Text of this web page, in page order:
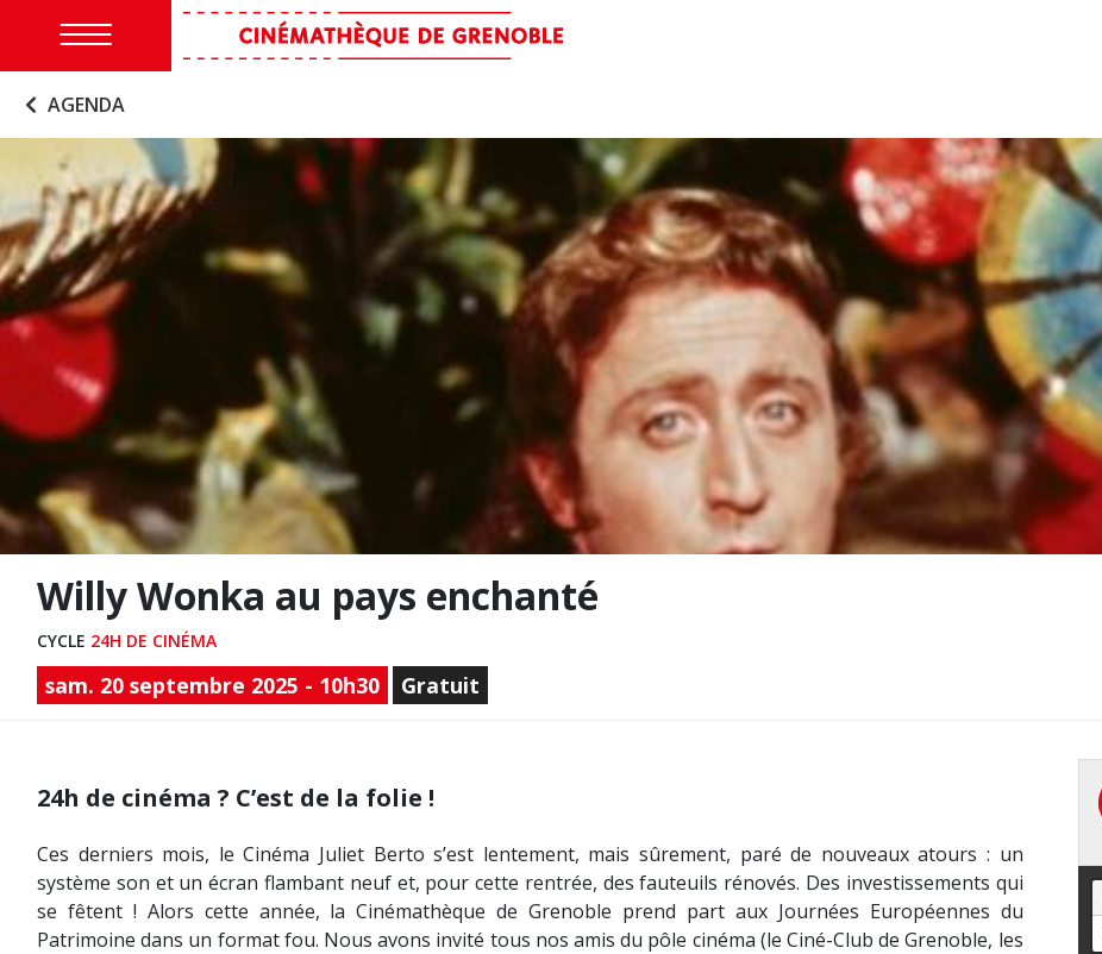
AGENDA
Willy Wonka au pays enchanté
CYCLE 24H DE CINÉMA
sam. 20 septembre 2025 - 10h30 Gratuit
24h de cinéma ? C’est de la folie !
Ces derniers mois, le Cinéma Juliet Berto s’est lentement, mais sûrement, paré de nouveaux atours : un
système son et un écran flambant neuf et, pour cette rentrée, des fauteuils rénovés. Des investissements qui
se fêtent ! Alors cette année, la Cinémathèque de Grenoble prend part aux Journées Européennes du
Patrimoine dans un format fou. Nous avons invité tous nos amis du pôle cinéma (le Ciné-Club de Grenoble, les